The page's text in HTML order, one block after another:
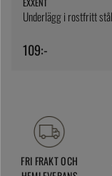
Underlägg i rostfritt
109:-
FRI FRAKT OCH